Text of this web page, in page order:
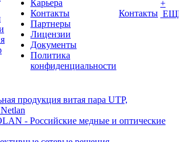
Карьера
Контакты
Партнеры
Лицензии
Документы
Политика
конфиденциальности
Контакты
+
продукция витая пара UTP,
- Российские медные и оптические